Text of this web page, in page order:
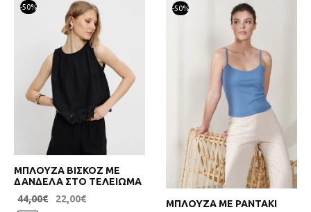
-50%
ΜΠΛΟΥΖΑ ΒΙΣΚΟΖ ΜΕ
ΔΑΝΔΕΛΑ ΣΤΟ ΤΕΛΕΙΩΜΑ
44,00€ 22,00€
-50%
ΜΠΛΟΥΖΑ ΜΕ ΡΑΝΤΑΚΙ